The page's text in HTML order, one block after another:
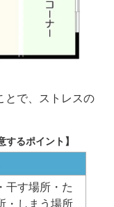
とで、ストレスの
るポイント】
干す場所・た
・しまう場所